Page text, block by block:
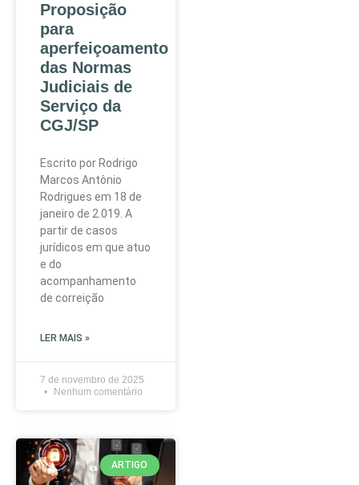
Proposição
para
aperfeiçoamento
das Normas
Judiciais de
Serviço da
CGJ/SP
Escrito por Rodrigo
Marcos Antônio
Rodrigues em 18 de
janeiro de 2.019. A
partir de casos
jurídicos em que atuo
e do
acompanhamento
de correição
LER MAIS »
7 de novembro de 2025
Nenhum comentário
ARTIGO